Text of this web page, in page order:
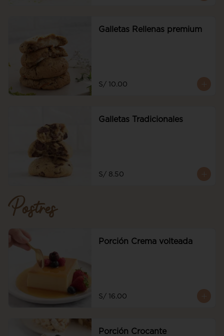
Galletas Rellenas premium
S/ 10.00
Galletas Tradicionales
S/ 8.50
Postres
Porción Crema volteada
S/ 16.00
Porción Crocante